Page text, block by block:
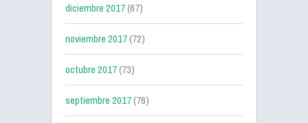
diciembre 2017(67)
noviembre 2017(72)
octubre 2017(73)
septiembre 2017(76)